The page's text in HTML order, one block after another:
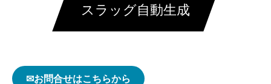
スラッグ自動生成
✉お問合せはこちらから